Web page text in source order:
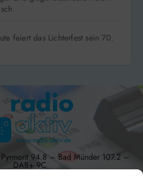
feiert das Lichterfest sein 70.
94.8 – Bad Münder 107.2 –
DAB+ 9C